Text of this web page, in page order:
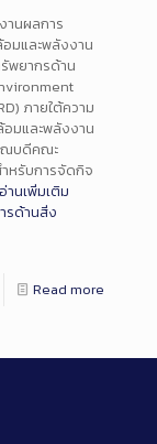
านผลการ
มและพลังงาน
พยากรด้าน
ภายใต้ความ
มและพลังงาน
ณบดีคณะ
หรับการจัดกิจ
อ่านเพิ่มเติม
รด้านสิ่ง
Read more